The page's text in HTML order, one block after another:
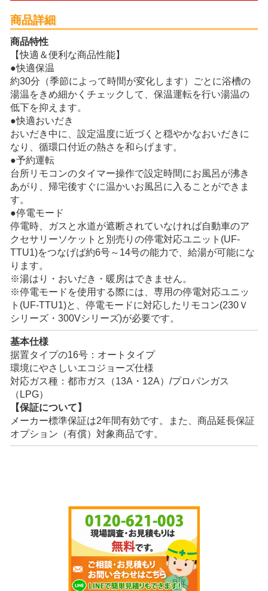
商品詳細
商品特性
【快適＆便利な商品性能】
●快適保温
約30分（季節によって時間が変化します）ごとに浴槽の
湯温をきめ細かくチェックして、保温運転を行い湯温の
低下を抑えます。
●快適おいだき
おいだき中に、設定温度に近づくと穏やかなおいだきに
なり、循環口付近の熱さを和らげます。
●予約運転
台所リモコンのタイマー操作で設定時間にお風呂が沸き
あがり、帰宅後すぐに温かいお風呂に入ることができま
す。
●停電モード
停電時、ガスと水道が遮断されていなければ自動車のア
クセサリーソケットと別売りの停電対応ユニット(UF-
TTU1)をつなげば約6号～14号の能力で、給湯が可能にな
ります。
※湯はり・おいだき・暖房はできません。
※停電モードを使用する際には、専用の停電対応ユニッ
ト(UF-TTU1)と、停電モードに対応したリモコン(230Ｖ
シリーズ・300Vシリーズ)が必要です。
基本仕様
据置タイプの16号：オートタイプ
環境にやさしいエコジョーズ仕様
対応ガス種：都市ガス（13A・12A）/プロパンガス
（LPG）
【保証について】
メーカー標準保証は2年間有効です。また、商品延長保証
オプション（有償）対象商品です。